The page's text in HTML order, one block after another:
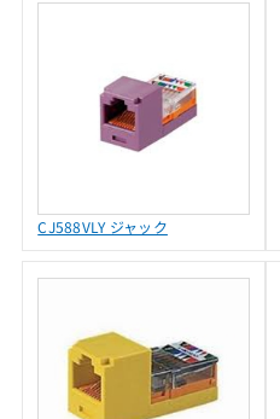
CJ588VLY ジャック